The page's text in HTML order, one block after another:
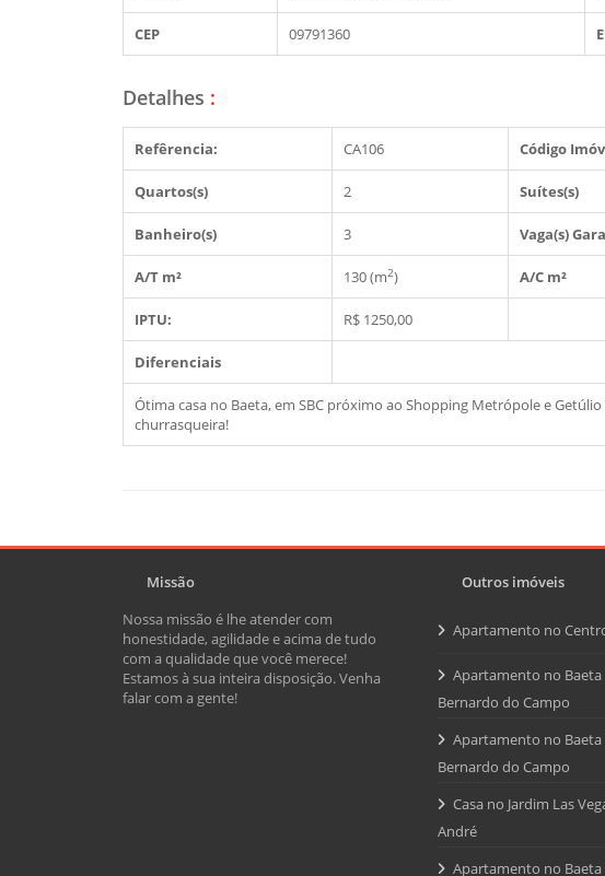
CEP 09791360
Detalhes :
Refêrencia: CA106 Código
Quartos(s) 2 Suítes(s)
Banheiro(s) 3 Vaga(s)
A/T m² 130 (m2) A/C m²
IPTU: R$ 1250,00
Diferenciais
Ótima casa no Baeta, em SBC próximo ao Shopping Metrópole e
churrasqueira!
Missão
Nossa missão é lhe atender com
honestidade, agilidade e acima de tudo
com a qualidade que você merece!
Estamos à sua inteira disposição. Venha
falar com a gente!
Outros imóveis
Apartamento no
Apartamento no Baeta
Bernardo do Campo
Apartamento no Baeta
Bernardo do Campo
Casa no Jardim Las
André
Apartamento no Baeta